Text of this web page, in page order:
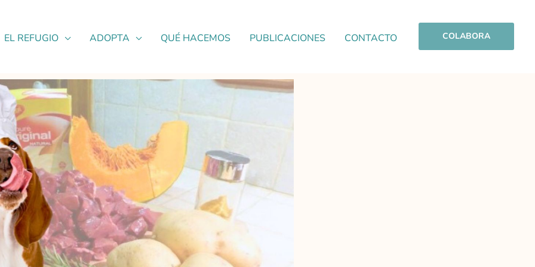
EL REFUGIO ADOPTA QUÉ HACEMOS PUBLICACIONES CONTACTO COLABORA